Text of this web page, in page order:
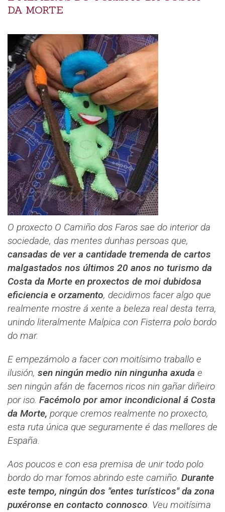
DA MORTE
O proxecto O Camiño dos Faros sae do interior da
sociedade, das mentes dunhas persoas que,
cansadas de ver a cantidade tremenda de cartos
malgastados nos últimos 20 anos no turismo da
Costa da Morte en proxectos de moi dubidosa
eficiencia e orzamento, decidimos facer algo que
realmente mostre á xente a beleza real desta terra,
unindo literalmente Malpica con Fisterra polo bordo
do mar.
E empezámolo a facer con moitísimo traballo e
ilusión, sen ningún medio nin ningunha axuda e
sen ningún afán de facernos ricos nin gañar diñeiro
por iso. Facémolo por amor incondicional á Costa
da Morte, porque cremos realmente no proxecto,
esta ruta única que seguramente é das mellores de
España.
Aos poucos e con esa premisa de unir todo polo
bordo do mar fomos abrindo este camiño. Durante
este tempo, ningún dos "entes turísticos" da zona
puxéronse en contacto connosco. Veu moitísima